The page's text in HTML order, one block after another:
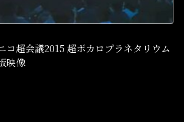
コ超会議2015 超ボカロプラネタリウム
映像